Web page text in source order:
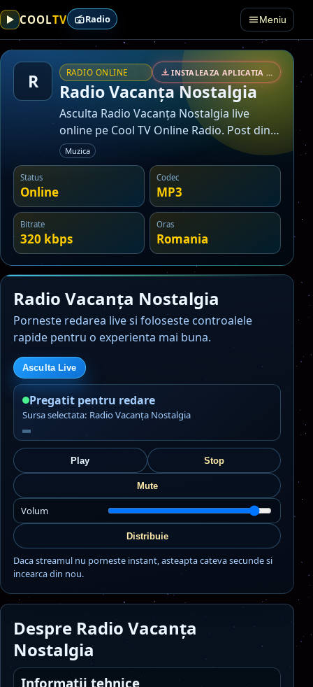
COOLTV Radio Meniu
R RADIO ONLINE INSTALEAZA APLICATIA • SECURIZAT
Radio Vacanța Nostalgia
Asculta Radio Vacanța Nostalgia live
online pe Cool TV Online Radio. Post din
categoria muzica.
Muzica
Status
Online
Codec
MP3
Bitrate
320 kbps
Oras
Romania
Radio Vacanța Nostalgia
Porneste redarea live si foloseste controalele
rapide pentru o experienta mai buna.
Asculta Live
Pregatit pentru redare
Sursa selectata: Radio Vacanța Nostalgia
Play Stop
Mute
Volum
Distribuie
Daca streamul nu porneste instant, asteapta cateva secunde si
incearca din nou.
Despre Radio Vacanța
Nostalgia
Informatii tehnice